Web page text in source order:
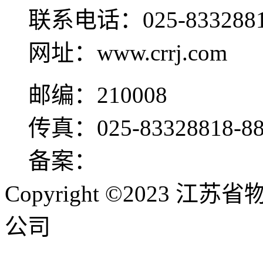
联系电话：025-
网址：www.crrj.com
邮编：210008
传真：025-83328818-
备案：
Copyright ©2023 江苏省
公司